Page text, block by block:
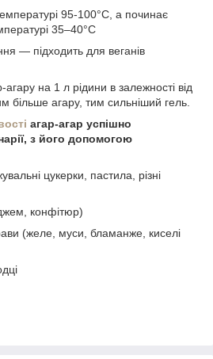
95-100°C, а починає
35–40°C
— підходить для веганів
на 1 л рідини в залежності від
більше агару, тим сильніший гель.
агар-агар успішно
з його допомогою
цукерки, пастила, різні
конфітюр)
(желе, муси, бламанже, киселі